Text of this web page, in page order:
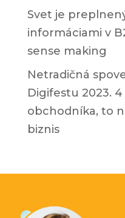
Svet je
informáciami v
sense making
Netradičná
Digifestu 2023.
obchodníka, to
biznis